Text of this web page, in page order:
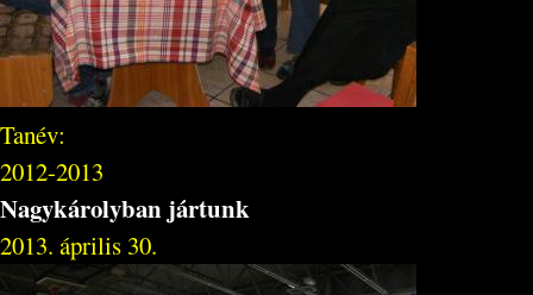
Tanév:
2012-2013
Nagykárolyban jártunk
2013. április 30.